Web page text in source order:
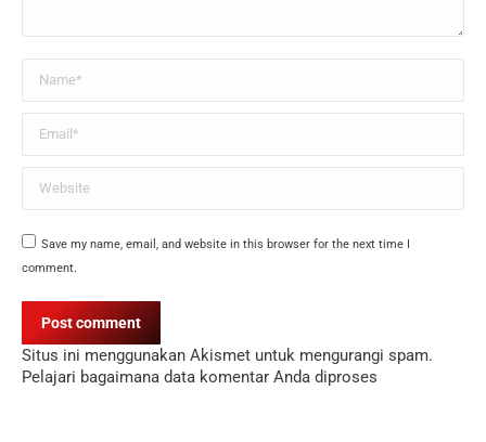
Email *
Website
Save my name, email, and website in this browser for the next time I
comment.
Post comment
Situs ini menggunakan Akismet untuk mengurangi spam.
Pelajari bagaimana data komentar Anda diproses